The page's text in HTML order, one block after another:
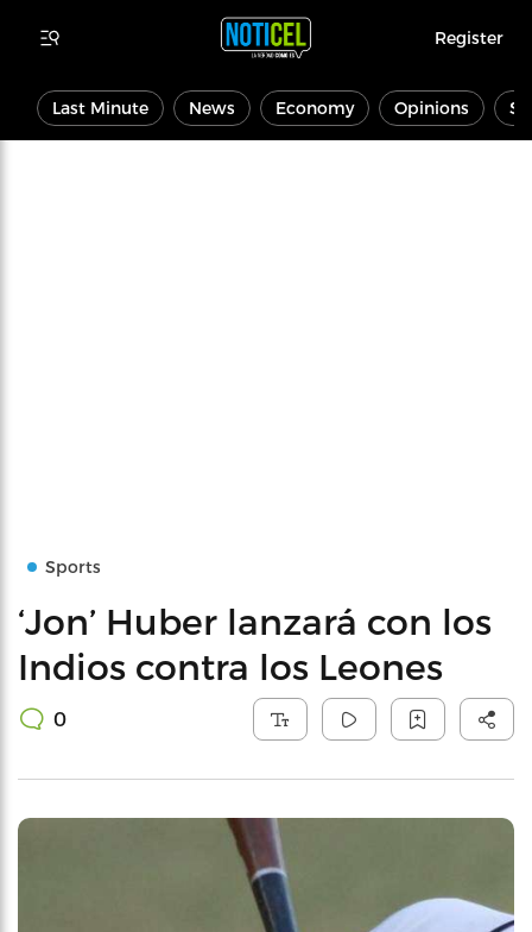
Register
Last Minute News Economy Opinions
Sports
‘Jon’ Huber lanzará con los
Indios contra los Leones
0